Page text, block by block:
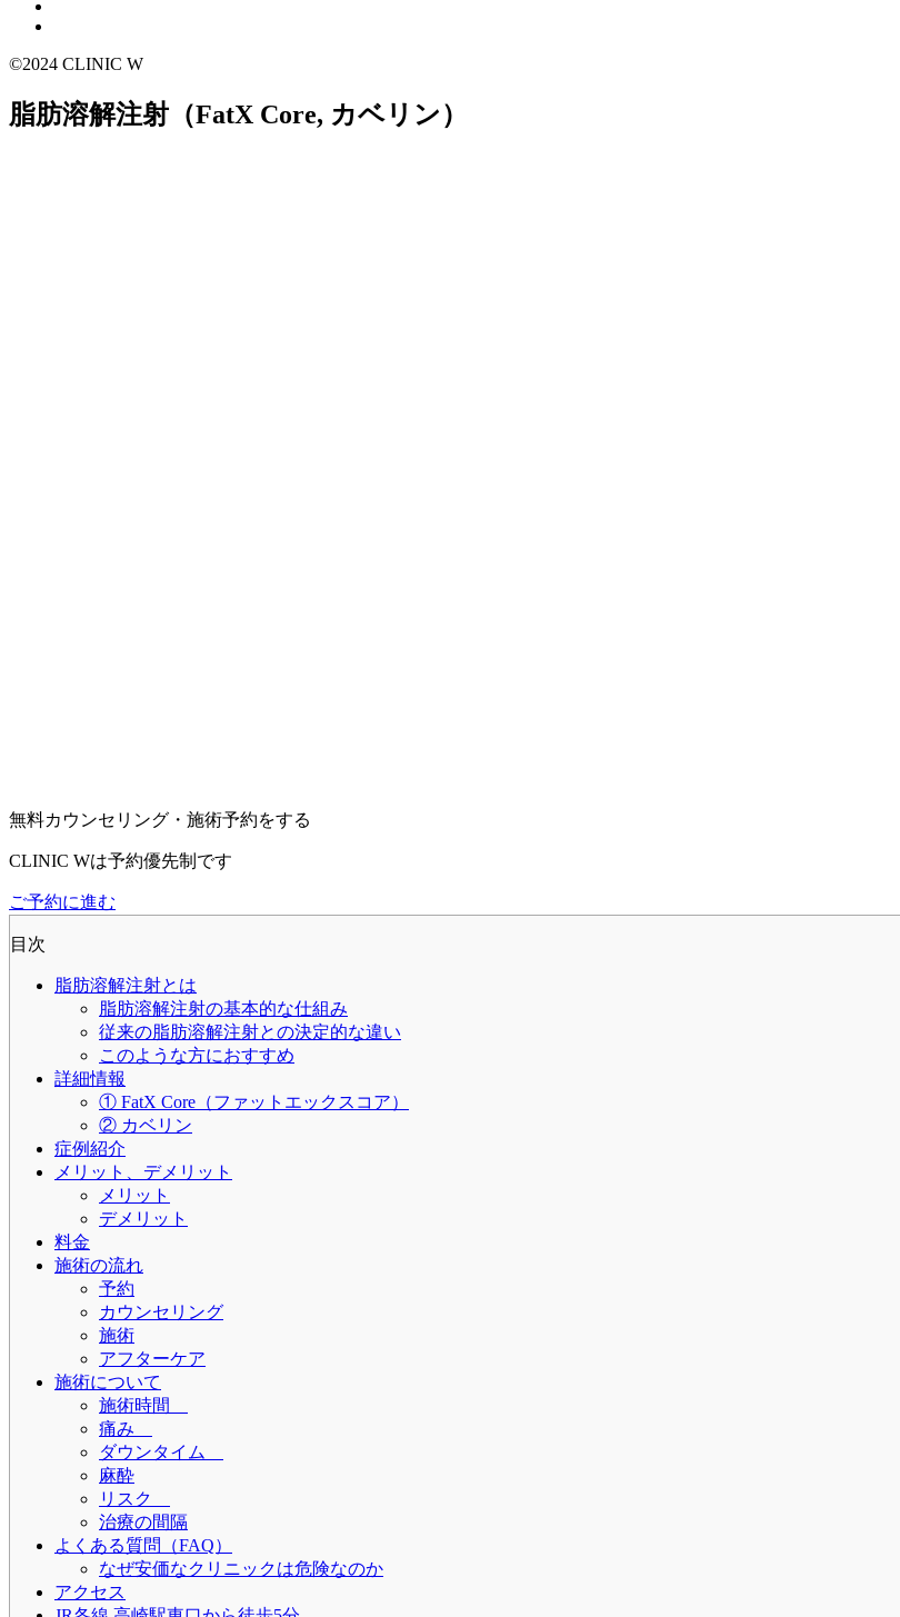
©2024 CLINIC W
脂肪溶解注射（FatX Core, カベリン）
無料カウンセリング・施術予約をする
CLINIC Wは予約優先制です
ご予約に進む
目次
脂肪溶解注射とは
脂肪溶解注射の基本的な仕組み
従来の脂肪溶解注射との決定的な違い
このような方におすすめ
詳細情報
① FatX Core（ファットエックスコア）
② カベリン
症例紹介
メリット、デメリット
メリット
デメリット
料金
施術の流れ
予約
カウンセリング
施術
アフターケア
施術について
施術時間
痛み
ダウンタイム
麻酔
リスク
治療の間隔
よくある質問（FAQ）
なぜ安価なクリニックは危険なのか
アクセス